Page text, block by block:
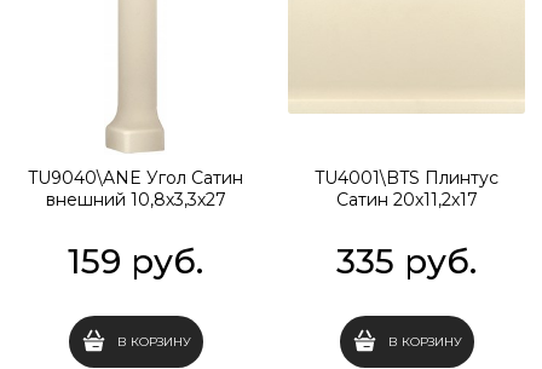
TU9040\ANE Угол Сатин
внешний 10,8х3,3х27
159 руб.
В КОРЗИНУ
TU4001\BTS Плинтус
Сатин 20х11,2х17
335 руб.
В КОРЗИНУ